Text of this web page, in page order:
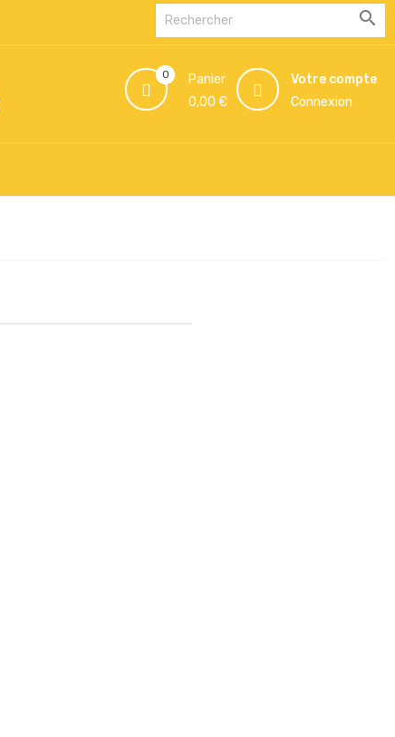

Votre compte
Connexion
0
Panier
0,00 €